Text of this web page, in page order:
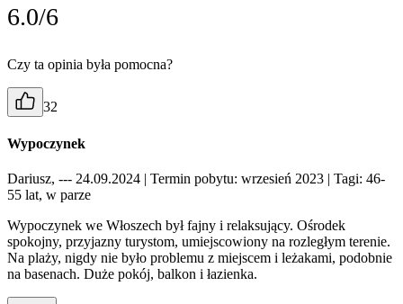
6.0/6
Czy ta opinia była pomocna?
32
Wypoczynek
Dariusz, --- 24.09.2024 | Termin pobytu: wrzesień 2023 | Tagi: 46-
55 lat, w parze
Wypoczynek we Włoszech był fajny i relaksujący. Ośrodek
spokojny, przyjazny turystom, umiejscowiony na rozległym terenie.
Na plaży, nigdy nie było problemu z miejscem i leżakami, podobnie
na basenach. Duże pokój, balkon i łazienka.